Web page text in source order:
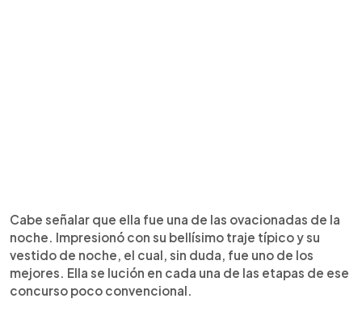
Cabe señalar que ella fue una de las ovacionadas de la
noche. Impresionó con su bellísimo traje típico y su
vestido de noche, el cual, sin duda, fue uno de los
mejores. Ella se lución en cada una de las etapas de ese
concurso poco convencional.